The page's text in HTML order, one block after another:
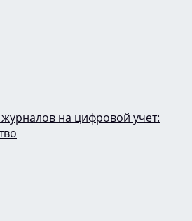
на цифровой учет: